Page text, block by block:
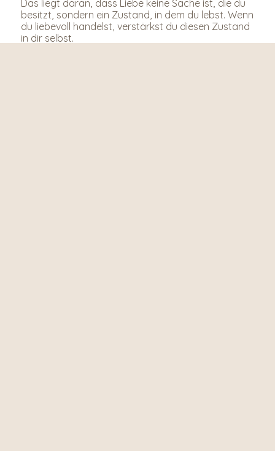
Das liegt daran, dass Liebe keine Sache ist, die du
besitzt, sondern ein Zustand, in dem du lebst. Wenn
du liebevoll handelst, verstärkst du diesen Zustand
in dir selbst.